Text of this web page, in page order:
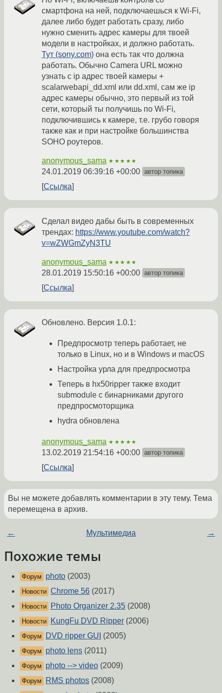
смартфона на ней, подключаешься к Wi-Fi,
далее либо будет работать сразу, либо
нужно сменить адрес камеры для твоей
модели в настройках, и должно работать.
Тут (sony.com) она есть так что должна
работать. Обычно Сamera URL можно
узнать с ip aдрес твоей камеры +
scalarwebapi_dd.xml или dd.xml, сам же ip
адрес камеры обычно, это первый из той
сети, который ты получишь по Wi-Fi,
подключившись к камере, т.е. грубо говоря
также как и при настройке большинства
SOHO роутеров.
anonymous_sama ★★★★★
24.01.2019 06:39:16 +00:00 автор топика
Ссылка
Сделал видео дабы быть в современных
трендах: https://www.youtube.com/watch?
v=wZWGmZyN3TU
anonymous_sama ★★★★★
28.01.2019 15:50:16 +00:00 автор топика
Ссылка
Обновлено. Версия 1.0.1:
Предпросмотр теперь работает, не
только в Linux, но и в Windows и macOS
Настройка урла для предпросмотра
Теперь в hx50ripper также входит
submodule с бинарниками другого
предпросмоторщика
hydra обновлена
anonymous_sama ★★★★★
13.02.2019 21:54:16 +00:00 автор топика
Ссылка
Вы не можете добавлять комментарии в эту тему. Тема
перемещена в архив.
← Мультимедиа →
Похожие темы
Форум photo (2003)
Новости Chrome 56 (2017)
Новости Photo Organizer 2.35 (2008)
Новости KungFu DVD Ripper (2006)
Форум DVD ripper GUI (2005)
Форум photo lens (2011)
Форум photo --> video (2009)
Форум RMS photos (2008)